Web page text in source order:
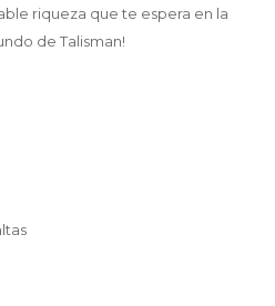
riqueza que te espera en la
de Talisman!